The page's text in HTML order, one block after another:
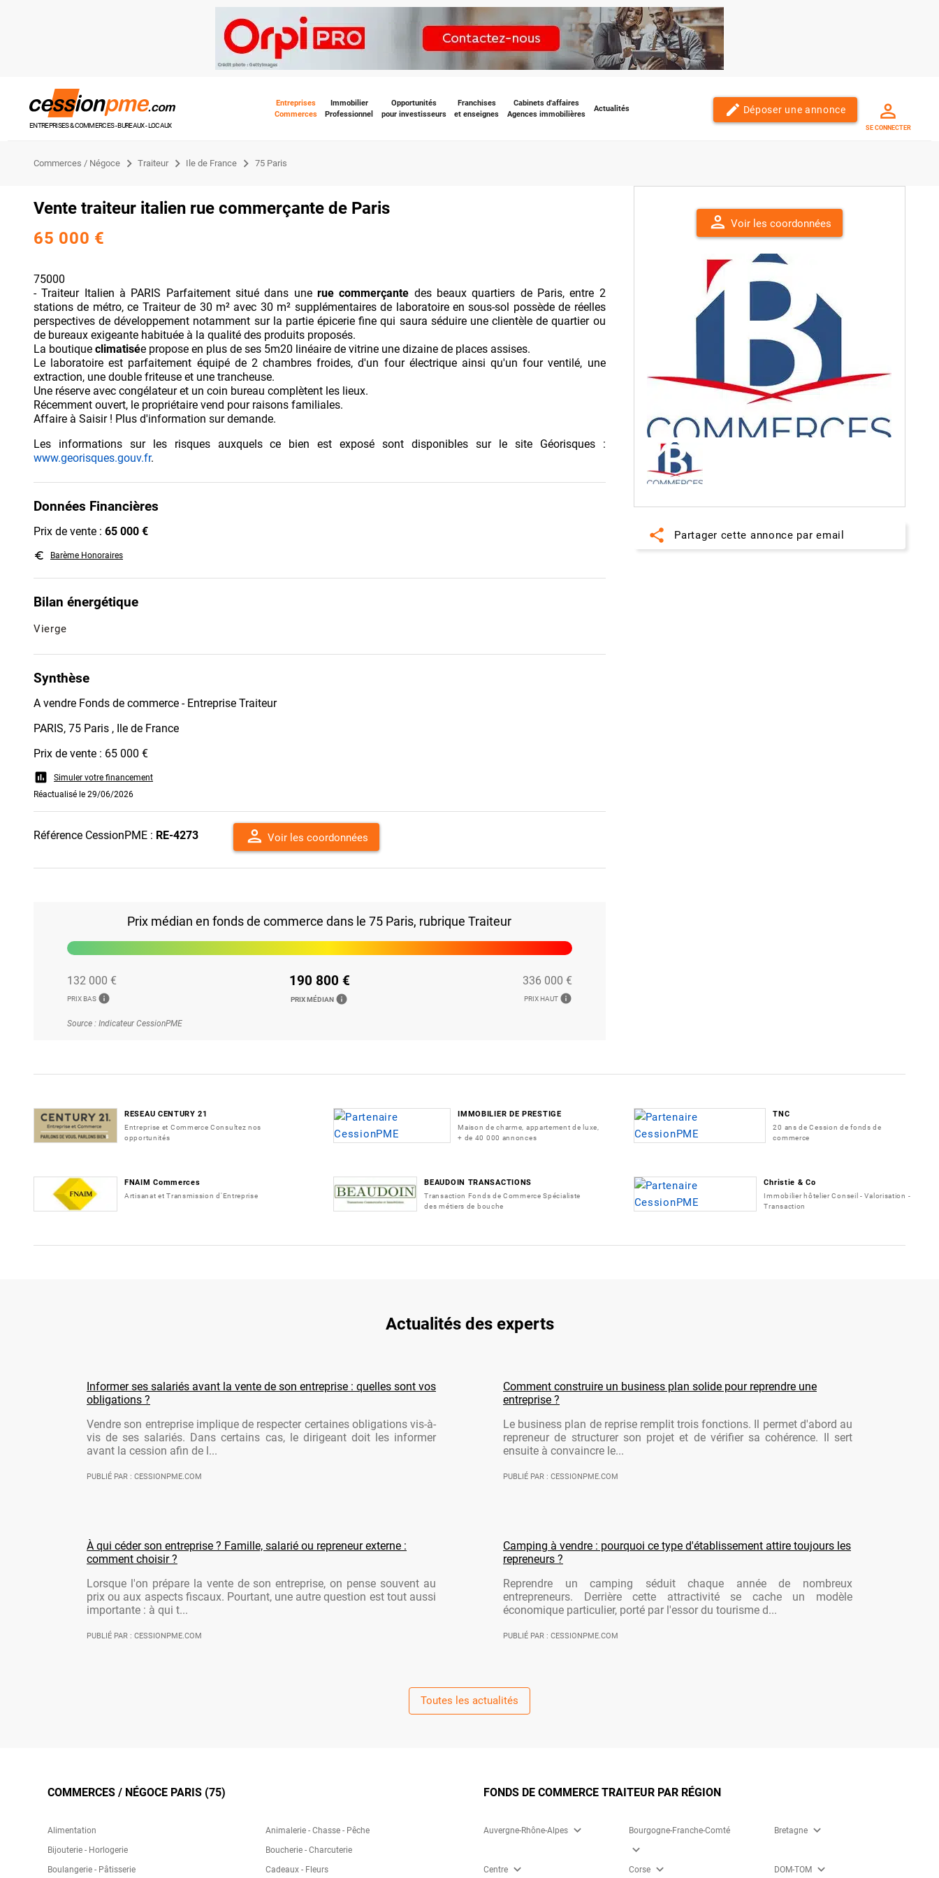
ENTREPRISES & COMMERCES - BUREAUX - LOCAUX
Entreprises
Commerces
Immobilier
Professionnel
Opportunités
pour investisseurs
Franchises
et enseignes
Cabinets d'affaires
Agences immobilières
Actualités edit Déposer une annonce
SE CONNECTER
Commerces / Négoce Traiteur Ile de France 75 Paris
Vente traiteur italien rue commerçante de Paris
65 000 €
75000
- Traiteur Italien à PARIS Parfaitement situé dans une rue commerçante des beaux quartiers de Paris, entre 2
stations de métro, ce Traiteur de 30 m² avec 30 m² supplémentaires de laboratoire en sous-sol possède de réelles
perspectives de développement notamment sur la partie épicerie fine qui saura séduire une clientèle de quartier ou
de bureaux exigeante habituée à la qualité des produits proposés.
La boutique climatisée propose en plus de ses 5m20 linéaire de vitrine une dizaine de places assises.
Le laboratoire est parfaitement équipé de 2 chambres froides, d'un four électrique ainsi qu'un four ventilé, une
extraction, une double friteuse et une trancheuse.
Une réserve avec congélateur et un coin bureau complètent les lieux.
Récemment ouvert, le propriétaire vend pour raisons familiales.
Affaire à Saisir ! Plus d'information sur demande.
Les informations sur les risques auxquels ce bien est exposé sont disponibles sur le site Géorisques :
www.georisques.gouv.fr.
Données Financières
Prix de vente : 65 000 €
euro_symbol Barème Honoraires
Bilan énergétique
Vierge
Synthèse
A vendre Fonds de commerce - Entreprise Traiteur
PARIS, 75 Paris , Ile de France
Prix de vente : 65 000 €
assessment
Simuler votre financement
Réactualisé le 29/06/2026
Référence CessionPME : RE-4273 person Voir les coordonnées
Prix médian en fonds de commerce dans le 75 Paris, rubrique Traiteur
132 000 €
PRIX BAS info
190 800 €
PRIX MÉDIAN info
336 000 €
PRIX HAUT info
Source : Indicateur CessionPME
person Voir les coordonnées
share Partager cette annonce par email
RESEAU CENTURY 21
Entreprise et Commerce Consultez nos
opportunités
IMMOBILIER DE PRESTIGE
Maison de charme, appartement de luxe,
+ de 40 000 annonces
TNC
20 ans de Cession de fonds de
commerce
FNAIM Commerces
Artisanat et Transmission d'Entreprise
BEAUDOIN TRANSACTIONS
Transaction Fonds de Commerce Spécialiste
des métiers de bouche
Christie & Co
Immobilier hôtelier Conseil - Valorisation -
Transaction
Actualités des experts
Informer ses salariés avant la vente de son entreprise : quelles sont vos
obligations ?
Vendre son entreprise implique de respecter certaines obligations vis-à-
vis de ses salariés. Dans certains cas, le dirigeant doit les informer
avant la cession afin de l...
PUBLIÉ PAR : CESSIONPME.COM
Comment construire un business plan solide pour reprendre une
entreprise ?
Le business plan de reprise remplit trois fonctions. Il permet d'abord au
repreneur de structurer son projet et de vérifier sa cohérence. Il sert
ensuite à convaincre le...
PUBLIÉ PAR : CESSIONPME.COM
À qui céder son entreprise ? Famille, salarié ou repreneur externe :
comment choisir ?
Lorsque l'on prépare la vente de son entreprise, on pense souvent au
prix ou aux aspects fiscaux. Pourtant, une autre question est tout aussi
importante : à qui t...
PUBLIÉ PAR : CESSIONPME.COM
Camping à vendre : pourquoi ce type d'établissement attire toujours les
repreneurs ?
Reprendre un camping séduit chaque année de nombreux
entrepreneurs. Derrière cette attractivité se cache un modèle
économique particulier, porté par l'essor du tourisme d...
PUBLIÉ PAR : CESSIONPME.COM
Toutes les actualités
COMMERCES / NÉGOCE PARIS (75)
Alimentation
Animalerie - Chasse - Pêche
Bijouterie - Horlogerie
Boucherie - Charcuterie
Boulangerie - Pâtisserie
Cadeaux - Fleurs
FONDS DE COMMERCE TRAITEUR PAR RÉGION
Auvergne-Rhône-Alpes expand_more Bourgogne-Franche-Comté
expand_more
Bretagne expand_more
Centre expand_more Corse expand_more DOM-TOM expand_more